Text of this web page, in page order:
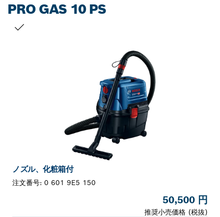
PRO GAS 10 PS
ノズル、化粧箱付
注文番号: 0 601 9E5 150
50,500 円
推奨小売価格 (税抜)